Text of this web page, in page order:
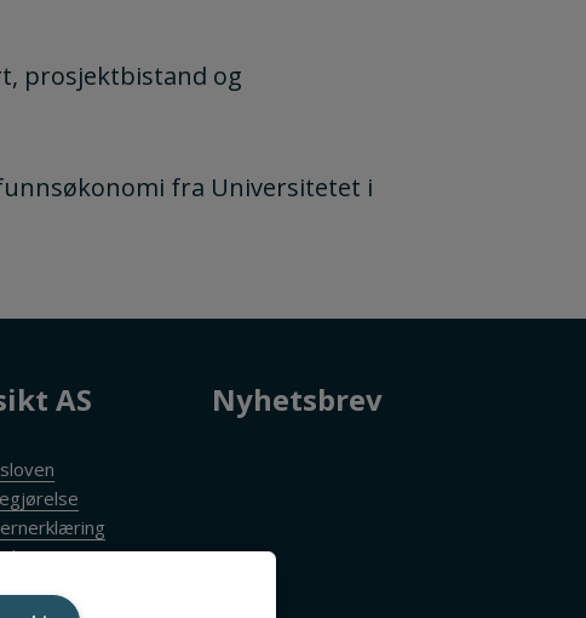
prosjektbistand og
fra Universitetet i
AS Nyhetsbrev